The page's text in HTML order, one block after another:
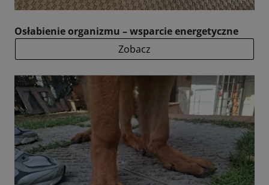
Osłabienie organizmu – wsparcie energetyczne
Zobacz